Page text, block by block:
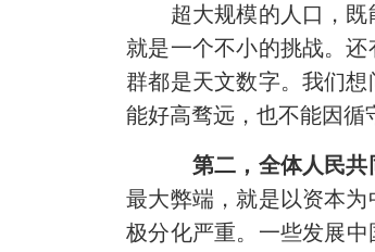
超大规模的人口，既能
就是一个不小的挑战。
群都是天文数字。我们
能好高骛远，也不能因循
第二，全体人民共
最大弊端，就是以资本
极分化严重。一些发展